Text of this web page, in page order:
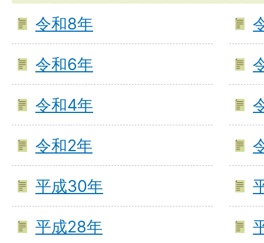
令和8年
令和6年
令和4年
令和2年
平成30年
平成28年